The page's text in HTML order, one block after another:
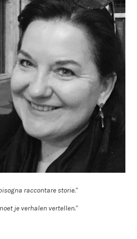
raccontare storie."
je verhalen vertellen."